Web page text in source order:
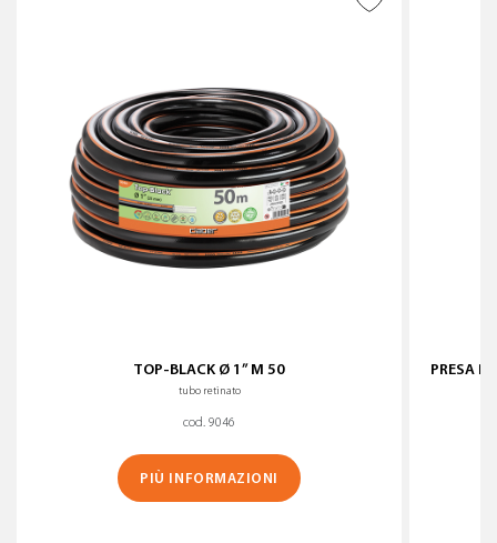
TOP-BLACK Ø 1” M 50
tubo retinato
cod. 9046
PIÙ INFORMAZIONI
PRESA